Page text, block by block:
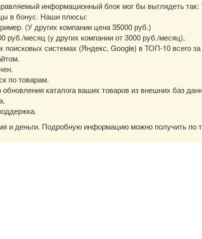
информационный блок мог бы выглядеть так:
в бонус. Наши плюсы:
(У других компании цена 35000 руб.)
руб./месяц (у других компании от 3000 руб./месяц).
поисковых системах (Яндекс, Google) в ТОП-10 всего
по товарам.
обновления каталога ваших товаров из внешних баз
и деньги. Подробную информацию можно получить по